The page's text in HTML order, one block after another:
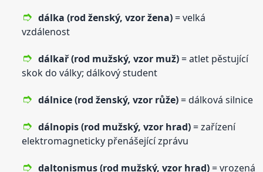
dálka (rod ženský,vzoržena)= velká
vzdálenost
dálkař (rod mužský,vzor muž)= atlet pěstující
skok do války; dálkový student
dálnice (rod ženský,vzor růže)= dálková silnice
dálnopis (rod mužský,vzor hrad)= zařízení
elektromagneticky přenášející zprávu
daltonismus (rod mužský,vzor hrad)= vrozená